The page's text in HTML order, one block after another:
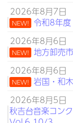
2026年8月7日
NEW! 令和8年度
2026年8月6日
NEW! 地方卸売
2026年8月6日
NEW! 岩国・和
2026年8月5日
秋吉台音楽コン